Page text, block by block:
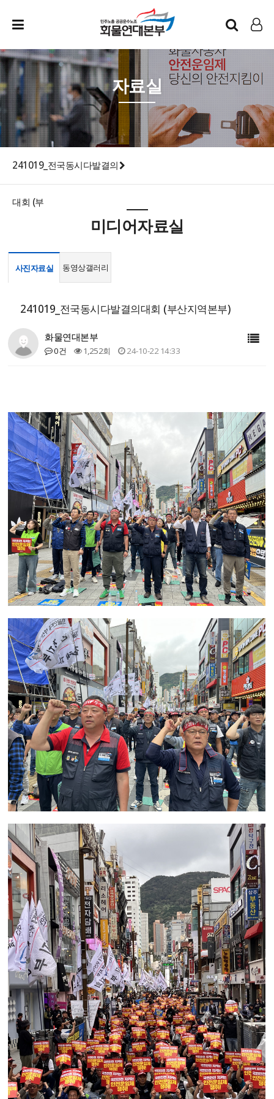
인트라넷
LOG IN
자료실
241019_전국동시다발결의
대회 (부
미디어자료실
사진자료실 동영상갤러리
241019_전국동시다발결의대회 (부산지역본부)
화물연대본부
0건 1,252회 24-10-22 14:33